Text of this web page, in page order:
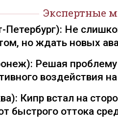
Экспертные
Петербург): Не
но ждать новых
Решая проблему
воздействия
Кипр встал на
быстрого оттока